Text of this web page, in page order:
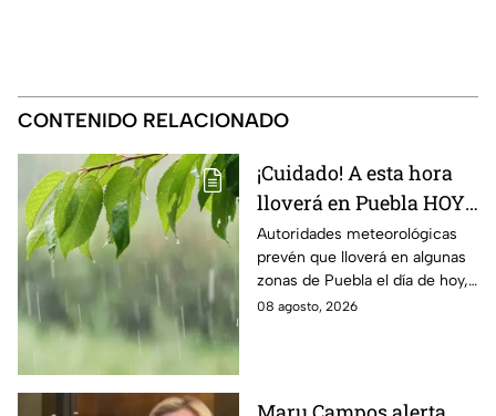
CONTENIDO RELACIONADO
¡Cuidado! A esta hora
lloverá en Puebla HOY
sábado; estas serían las
zonas afectadas
Autoridades meteorológicas
prevén que lloverá en algunas
zonas de Puebla el día de hoy,
incluyendo la capital poblana,
08 agosto, 2026